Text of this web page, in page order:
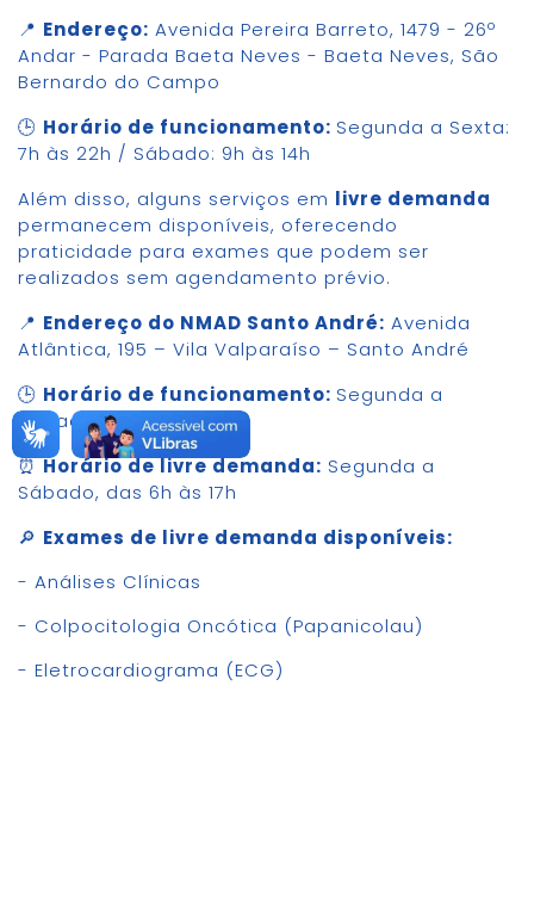
📍 Endereço: Avenida Pereira Barreto, 1479 - 26º
Andar - Parada Baeta Neves - Baeta Neves, São
Bernardo do Campo
🕒 Horário de funcionamento: Segunda a Sexta:
7h às 22h / Sábado: 9h às 14h
Além disso, alguns serviços em livre demanda
permanecem disponíveis, oferecendo
praticidade para exames que podem ser
realizados sem agendamento prévio.
📍 Endereço do NMAD Santo André: Avenida
Atlântica, 195 – Vila Valparaíso – Santo André
🕒 Horário de funcionamento: Segunda a
Sábado: 6h às 19h
⏰Horário de livre demanda: Segunda a
Sábado, das 6h às 17h
🔎 Exames de livre demanda disponíveis:
- Análises Clínicas
- Colpocitologia Oncótica (Papanicolau)
- Eletrocardiograma (ECG)